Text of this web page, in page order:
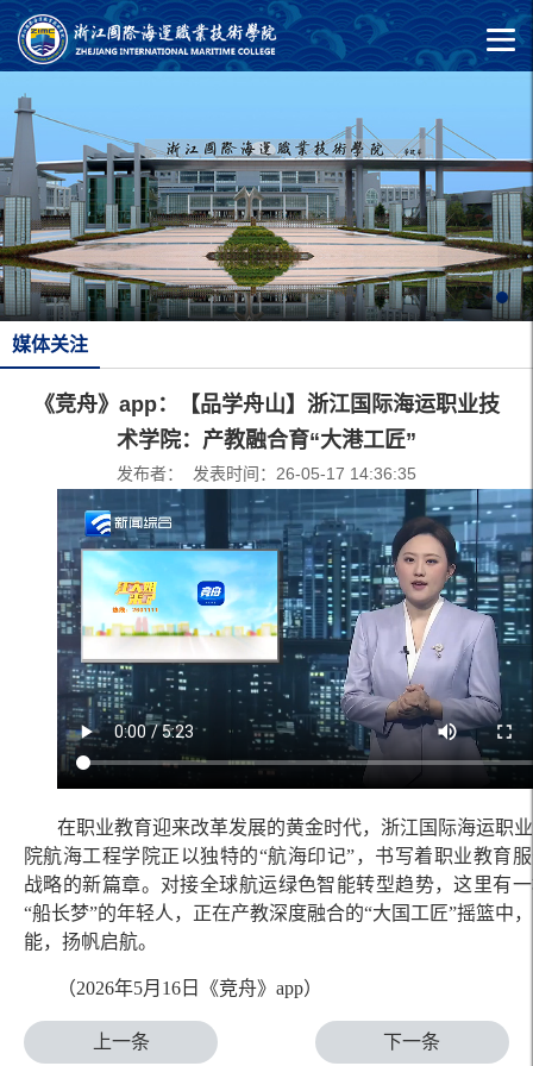
媒体关注
《竞舟》app：【品学舟山】浙江国际海运职业技
术学院：产教融合育“大港工匠”
发布者： 发表时间：26-05-17 14:36:35
在职业教育迎来改革发展的黄金时代，浙江国际海运职
院航海工程学院正以独特的“航海印记”，书写着职业教育
战略的新篇章。对接全球航运绿色智能转型趋势，这里有
“船长梦”的年轻人，正在产教深度融合的“大国工匠”摇篮中
能，扬帆启航。
（2026年5月16日《竞舟》app）
下一条
上一条